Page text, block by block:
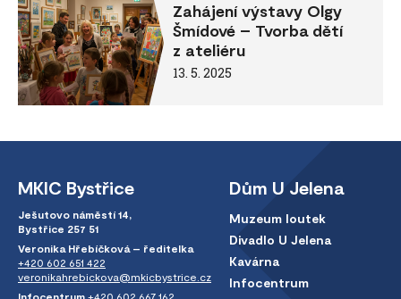
Zahájení výstavy Olgy
Šmídové – Tvorba dětí
z ateliéru
13. 5. 2025
MKIC Bystřice
Ješutovo náměstí 14,
Bystřice 257 51
Veronika Hřebíčková – ředitelka
+420 602 651 422
veronikahrebickova@mkicbystrice.cz
Infocentrum +420 602 667 162
Dům U Jelena
Muzeum loutek
Divadlo U Jelena
Kavárna
Infocentrum